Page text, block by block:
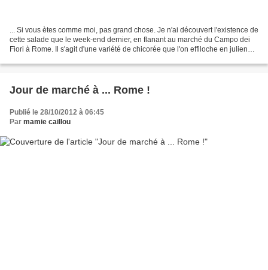
... Si vous ètes comme moi, pas grand chose. Je n'ai découvert l'existence de
cette salade que le week-end dernier, en flanant au marché du Campo dei
Fiori à Rome. Il s'agit d'une variété de chicorée que l'on effiloche en julienne
Jour de marché à ... Rome !
Publié le 28/10/2012 à 06:45
Par mamie caillou